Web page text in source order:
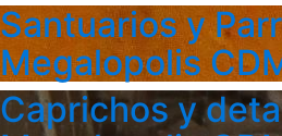
Santuarios y
Megalopolis
Caprichos y